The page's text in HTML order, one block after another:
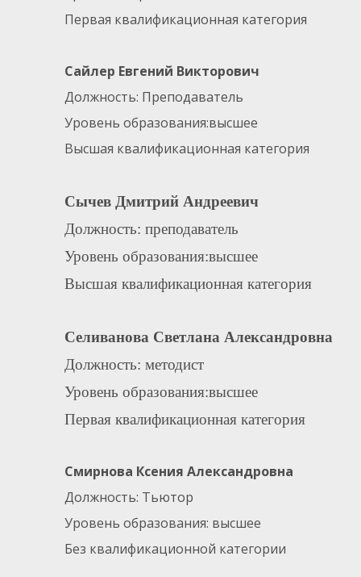
Первая квалификационная категория
Сайлер Евгений Викторович
Должность: Преподаватель
Уровень образования:высшее
Высшая квалификационная категория
Сычев Дмитрий Андреевич
Должность: преподаватель
Уровень образования:высшее
Высшая квалификационная категория
Селиванова Светлана Александровна
Должность: методист
Уровень образования:высшее
Первая квалификационная категория
Смирнова Ксения Александровна
Должность: Тьютор
Уровень образования: высшее
Без квалификационной категории